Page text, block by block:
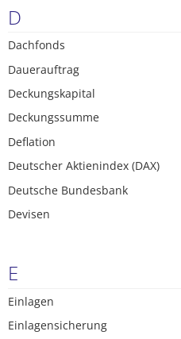
D
Dachfonds
Dauerauftrag
Deckungskapital
Deckungssumme
Deflation
Deutscher Aktienindex (DAX)
Deutsche Bundesbank
Devisen
E
Einlagen
Einlagensicherung